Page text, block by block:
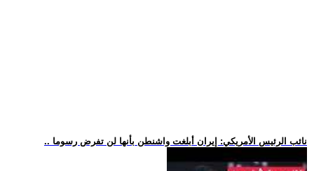
.. نائب الرئيس الأمريكي: إيران أبلغت واشنطن بأنها لن تفرض رسوما